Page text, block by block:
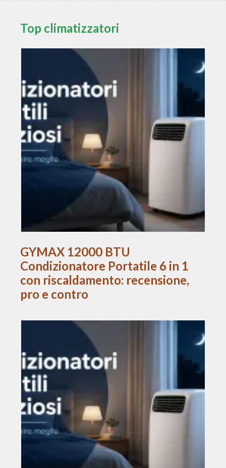
Top climatizzatori
GYMAX 12000 BTU
Condizionatore Portatile 6 in 1
con riscaldamento: recensione,
pro e contro